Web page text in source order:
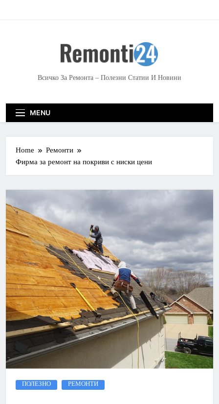
e
Всичко За Ремонта – Полезни Статии И Новини
MENU
Home
Ремонти
Фирма за ремонт на покриви с ниски цени
ПОЛЕЗНО РЕМОНТИ